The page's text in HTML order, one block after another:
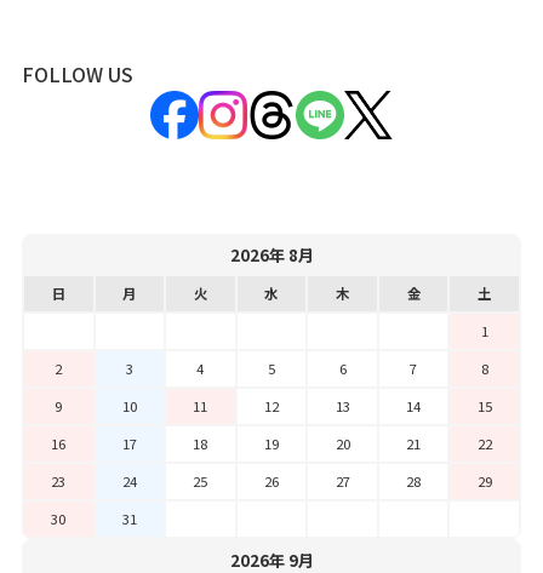
FOLLOW US
2026年 8月
日 月 火 水 木 金
土
1
2
3 4 5 6 7
8
9
10 11 12 13 14
15
16
17 18 19 20 21
22
23
24 25 26 27 28
29
30
31
2026年 9月